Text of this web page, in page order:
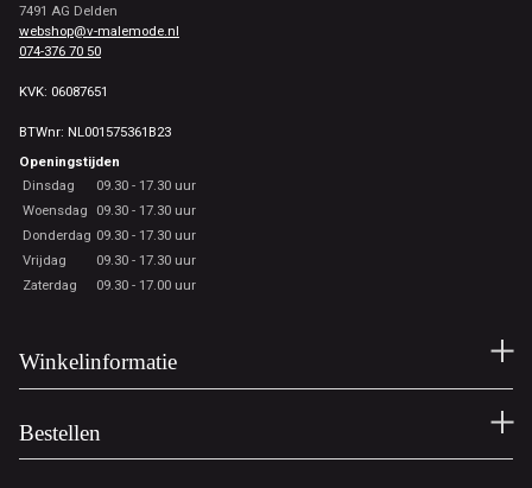
7491 AG Delden
webshop@v-malemode.nl
074-376 70 50
KVK: 06087651
BTWnr: NL001575361B23
Openingstijden
Dinsdag
09.30 - 17.30 uur
Woensdag
09.30 - 17.30 uur
Donderdag 09.30 - 17.30 uur
Vrijdag
09.30 - 17.30 uur
Zaterdag
09.30 - 17.00 uur
Winkelinformatie
Bestellen